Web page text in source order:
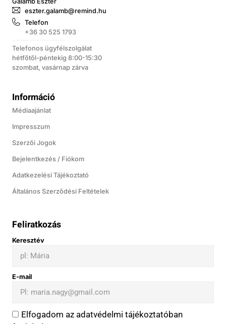
eszter.galamb@remind.hu
Telefon
+36 30 525 1793
Telefonos ügyfélszolgálat
hétfőtől-péntekig 8:00-15:30
szombat, vasárnap zárva
Információ
Médiaajánlat
Impresszum
Szerzői Jogok
Bejelentkezés / Fiókom
Adatkezelési Tájékoztató
Általános Szerződési Feltételek
Feliratkozás
Keresztév
E-mail
Elfogadom az adatvédelmi tájékoztatóban